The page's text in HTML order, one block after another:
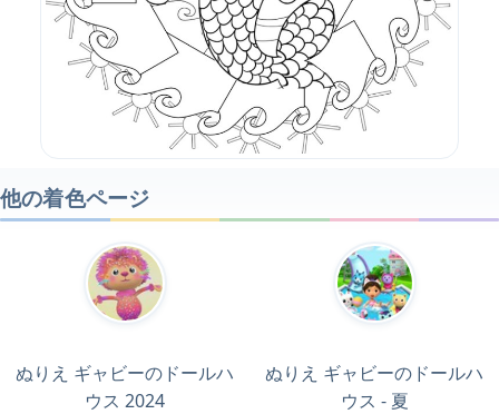
他の着色ページ
ぬりえ ギャビーのドールハ
ウス 2024
ぬりえ ギャビーのドールハ
ウス - 夏